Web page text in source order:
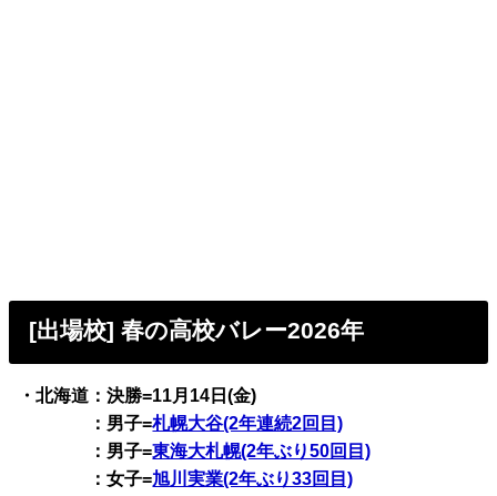
[出場校] 春の高校バレー2026年
・北海道：決勝=11月14日(金)
：男子=札幌大谷(2年連続2回目)
：男子=東海大札幌(2年ぶり50回目)
：女子=旭川実業(2年ぶり33回目)